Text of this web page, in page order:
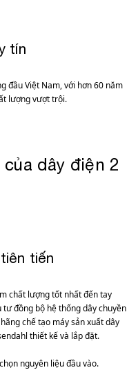
tín
đầu Việt Nam, với hơn 60 năm
lượng vượt trội.
dây điện 2
tiến
chất lượng tốt nhất đến tay
tư đồng bộ hệ thống dây chuyền
chế tạo máy sản xuất dây
thiết kế và lắp đặt.
nguyên liệu đầu vào.